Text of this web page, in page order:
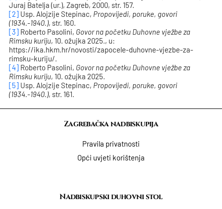
Juraj Batelja (ur.), Zagreb, 2000, str. 157.
[2] Usp. Alojzije Stepinac, Propovijedi, poruke, govori
(1934.-1940.), str. 160.
[3] Roberto Pasolini, Govor na početku Duhovne vježbe za
Rimsku kuriju, 10. ožujka 2025., u:
https://ika.hkm.hr/novosti/zapocele-duhovne-vjezbe-za-
rimsku-kuriju/.
[4] Roberto Pasolini, Govor na početku Duhovne vježbe za
Rimsku kuriju, 10. ožujka 2025.
[5] Usp. Alojzije Stepinac, Propovijedi, poruke, govori
(1934.-1940.), str. 161.
Zagrebačka nadbiskupija
Pravila privatnosti
Opći uvjeti korištenja
Nadbiskupski duhovni stol